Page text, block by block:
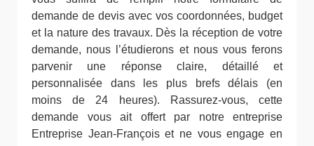
demande de devis avec vos coordonnées, budget
et la nature des travaux. Dès la réception de votre
demande, nous l’étudierons et nous vous ferons
parvenir une réponse claire, détaillé et
personnalisée dans les plus brefs délais (en
moins de 24 heures). Rassurez-vous, cette
demande vous ait offert par notre entreprise
Entreprise Jean-François et ne vous engage en